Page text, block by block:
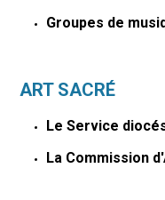
Groupes de
ART SACRÉ
Le Service
La Commission